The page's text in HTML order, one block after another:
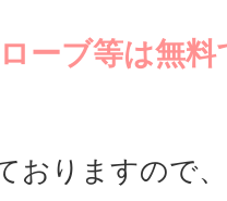
ーブ等は無
おりますので